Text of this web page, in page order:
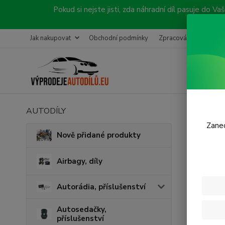
Pokud si nejste jisti, zda náhradní díl pasuje do
Jak nakupovat Obchodní podmínky Zpracování objednávky
AUTODÍLY
Nově přidané produkty
Airbagy, díly
Autorádia, příslušenství
Autosedačky,
příslušenství